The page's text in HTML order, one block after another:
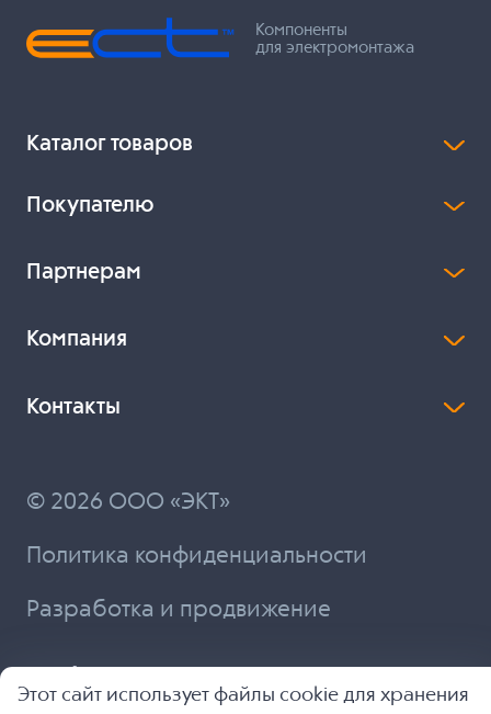
Компоненты
для электромонтажа
Каталог товаров
Покупателю
Партнерам
Компания
Контакты
© 2026 ООО «ЭКТ»
Политика конфиденциальности
Разработка и продвижение
Этот сайт использует файлы cookie для хранения